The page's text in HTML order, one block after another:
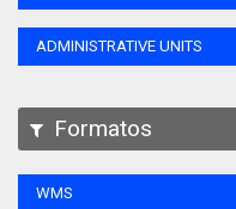
ADMINISTRATIVE UNITS
Formatos
WMS